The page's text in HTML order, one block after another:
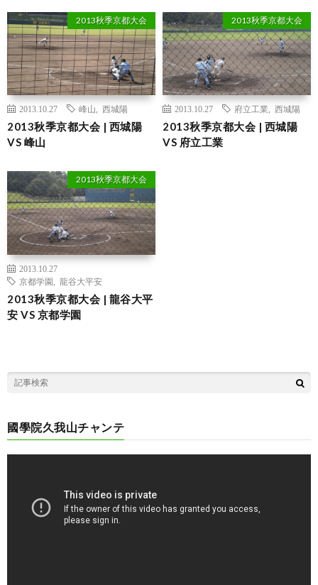
2013秋季京都大会
2013.10.27 峰山 西城陽
2013秋季京都大会 | 西城陽
VS 峰山
2013秋季京都大会
2013.10.27 府立工業 西城陽
2013秋季京都大会 | 西城陽
VS 府立工業
2013秋季京都大会
2013.10.27
京都学園
龍谷大平安
2013秋季京都大会 | 龍谷大平
安 VS 京都学園
國學院久我山チャンテ
動